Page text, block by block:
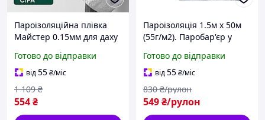
Пароізоляційна плівка
Майстер 0.15мм для даху
90 грам мембрана
1.5x48м сіра
Готово до відправки
від55₴/міс
554₴
1 109 ₴
Пароізоляція 1.5м х 50м
(55г/м2). Паробар'єр у
кольору.
Готово до відправки
від55₴/міс
549₴/рулон
830 ₴/рулон